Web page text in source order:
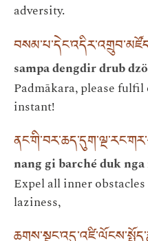
adversity.
sampa dengdir drub
Padmākara, please
instant!
nang gi barché duk
Expel all inner
laziness,